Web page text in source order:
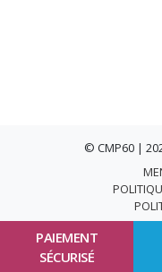
PAIEMENT
SÉCURISÉ
© CMP60 |